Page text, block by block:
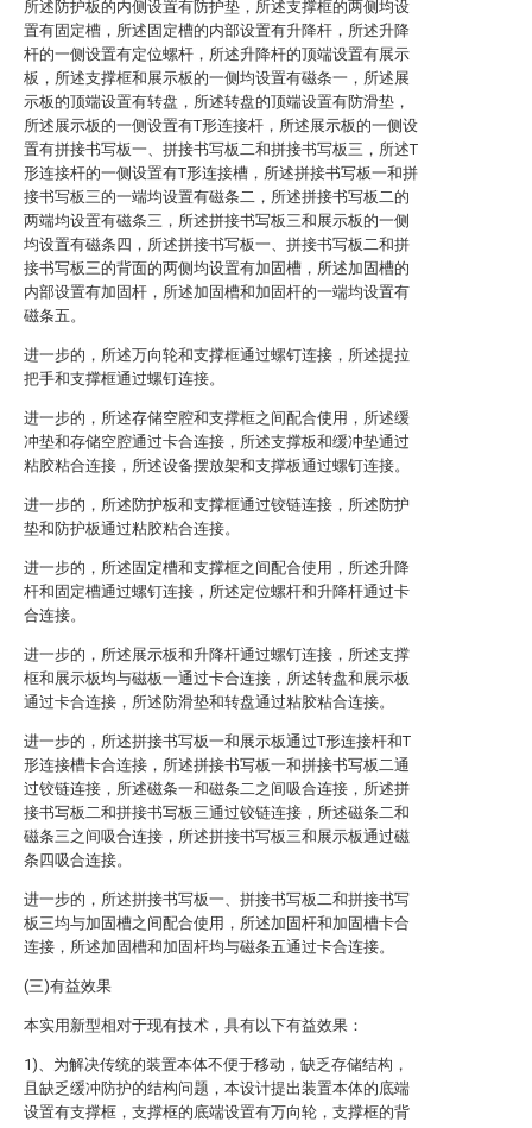
所述防护板的内侧设置有防护垫，所述支撑框的两侧均设
置有固定槽，所述固定槽的内部设置有升降杆，所述升降
杆的一侧设置有定位螺杆，所述升降杆的顶端设置有展示
板，所述支撑框和展示板的一侧均设置有磁条一，所述展
示板的顶端设置有转盘，所述转盘的顶端设置有防滑垫，
所述展示板的一侧设置有T形连接杆，所述展示板的一侧设
置有拼接书写板一、拼接书写板二和拼接书写板三，所述T
形连接杆的一侧设置有T形连接槽，所述拼接书写板一和拼
接书写板三的一端均设置有磁条二，所述拼接书写板二的
两端均设置有磁条三，所述拼接书写板三和展示板的一侧
均设置有磁条四，所述拼接书写板一、拼接书写板二和拼
接书写板三的背面的两侧均设置有加固槽，所述加固槽的
内部设置有加固杆，所述加固槽和加固杆的一端均设置有
磁条五。
进一步的，所述万向轮和支撑框通过螺钉连接，所述提拉
把手和支撑框通过螺钉连接。
进一步的，所述存储空腔和支撑框之间配合使用，所述缓
冲垫和存储空腔通过卡合连接，所述支撑板和缓冲垫通过
粘胶粘合连接，所述设备摆放架和支撑板通过螺钉连接。
进一步的，所述防护板和支撑框通过铰链连接，所述防护
垫和防护板通过粘胶粘合连接。
进一步的，所述固定槽和支撑框之间配合使用，所述升降
杆和固定槽通过螺钉连接，所述定位螺杆和升降杆通过卡
合连接。
进一步的，所述展示板和升降杆通过螺钉连接，所述支撑
框和展示板均与磁板一通过卡合连接，所述转盘和展示板
通过卡合连接，所述防滑垫和转盘通过粘胶粘合连接。
进一步的，所述拼接书写板一和展示板通过T形连接杆和T
形连接槽卡合连接，所述拼接书写板一和拼接书写板二通
过铰链连接，所述磁条一和磁条二之间吸合连接，所述拼
接书写板二和拼接书写板三通过铰链连接，所述磁条二和
磁条三之间吸合连接，所述拼接书写板三和展示板通过磁
条四吸合连接。
进一步的，所述拼接书写板一、拼接书写板二和拼接书写
板三均与加固槽之间配合使用，所述加固杆和加固槽卡合
连接，所述加固槽和加固杆均与磁条五通过卡合连接。
(三)有益效果
本实用新型相对于现有技术，具有以下有益效果：
1)、为解决传统的装置本体不便于移动，缺乏存储结构，
且缺乏缓冲防护的结构问题，本设计提出装置本体的底端
设置有支撑框，支撑框的底端设置有万向轮，支撑框的背